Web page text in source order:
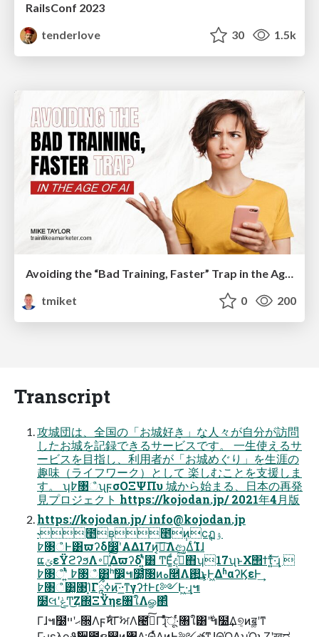
RailsConf 2023
tenderlove
30 1.5k
tmiket
0 200
Transcript
攻城団は、全国の「お城好き」な⼈々が⾃分が訪問
したお城を記録できるサービスです。 ⼀⽣使えるサ
ービスを⽬指し、利⽤者が「お城めぐり」を⽣涯の
趣味（ライフワーク）として 楽しむことを⽀援しま
す。 ʮ߈৓ஂʯϝσΟΞΨΠυ 城から始まる、⽇本の再発
⾒プロジェクト https://kojodan.jp/ 2021年4⽉版
https://kojodan.jp/info@kojodan.jp
˞೥݄ʙ೥݄ͷϲ݄ฏۉ
߈৓ஂͰ͸ϖʔδ෼ׂʹΑΔ17ͷ͔͞૿͠Λආ͚ΔͨΊɺ
ແݶεΫϩʔϧΛ࠾༻͍ͯ͠Δϖʔδʹ͍ͭͯ͸ ͲΕ͚ͩදࣔͯ͠΋ʮ17ʯͱΧ΢ϯτ͍ͯ͠·͢ɻ 
߈৓ஂʹ͍ͭͯ ߈৓ஂ͸ʰࣗ෼͕๚໰͓ͨ͠৓ͷه࿥Λ࢒͢͜ͱ͕Ͱ͖ΔʱαʔϏεͰ͢
߈৓ஂ͸͓৓Ί͙Γཱྀߦͷ͞·͟·ͳγʔϯͰ׆༻Ͱ͖·͢ɻ๚
໰લʹݟͲ͜Ζ΍ΞΫηε৘ใΛௐ΂ͨ
Γɺ๚໰ޙʹײ૝ΛϝϞͨ͠ΓࣸਅΛ౤ߘͨ͠Γɻͦ͏ͯ͠ू·ͬͨ৘ใ͸࣍ʹ๚໰͢Δ୭͔ͷॿ͚ʹͳ